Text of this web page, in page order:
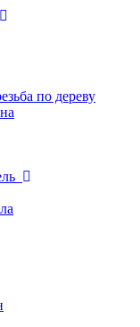
по дереву